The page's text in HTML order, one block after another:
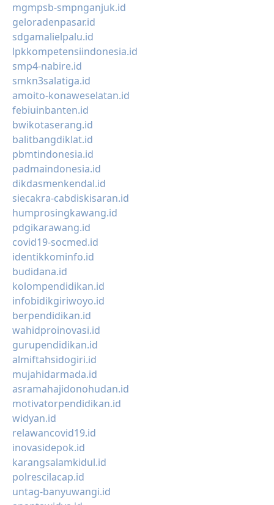
mgmpsb-smpnganjuk.id
geloradenpasar.id
sdgamalielpalu.id
lpkkompetensiindonesia.id
smp4-nabire.id
smkn3salatiga.id
amoito-konaweselatan.id
febiuinbanten.id
bwikotaserang.id
balitbangdiklat.id
pbmtindonesia.id
padmaindonesia.id
dikdasmenkendal.id
siecakra-cabdiskisaran.id
humprosingkawang.id
pdgikarawang.id
covid19-socmed.id
identikkominfo.id
budidana.id
kolompendidikan.id
infobidikgiriwoyo.id
berpendidikan.id
wahidproinovasi.id
gurupendidikan.id
almiftahsidogiri.id
mujahidarmada.id
asramahajidonohudan.id
motivatorpendidikan.id
widyan.id
relawancovid19.id
inovasidepok.id
karangsalamkidul.id
polrescilacap.id
untag-banyuwangi.id